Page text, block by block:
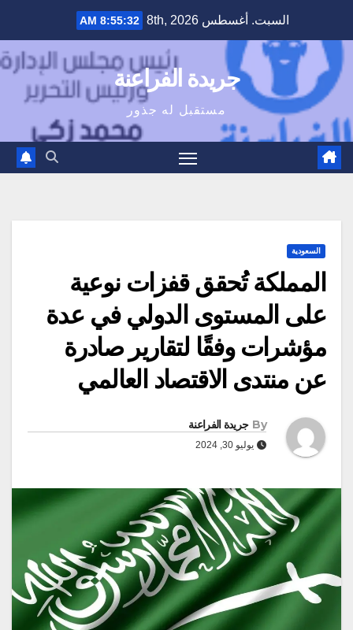
content
السبت. أغسطس 8th, 2026 8:55:33 AM
جريدة الفراعنة
مستقبل له جذور
السعودية
المملكة تُحقق قفزات نوعية
على المستوى الدولي في عدة
مؤشرات وفقًا لتقارير صادرة
عن منتدى الاقتصاد العالمي
By جريدة الفراعنة
يوليو 30, 2024